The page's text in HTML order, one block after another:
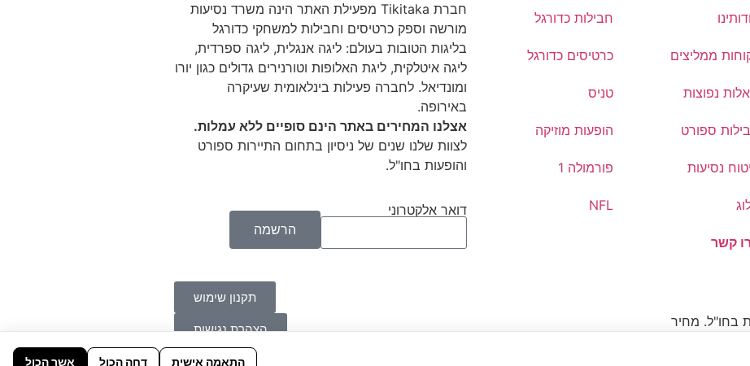
ממליצים
נפוצות
ספורט
נסיעות
קשר
חבילות כדורגל
כרטיסים כדורגל
טניס
הופעות מוזיקה
פורמולה 1
NFL
חברת Tikitaka מפעילת האתר הינה משרד נסיעות
מורשה וספק כרטיסים וחבילות למשחקי כדורגל
בליגות הטובות בעולם: ליגה אנגלית, ליגה ספרדית,
ליגה איטלקית, ליגת האלופות וטורנירים גדולים כגון יורו
ומונדיאל. לחברה פעילות בינלאומית שעיקרה
באירופה.
אצלנו המחירים באתר הינם סופיים ללא עמלות.
לצוות שלנו שנים של ניסיון בתחום התיירות ספורט
והופעות בחו"ל.
דואר אלקטרוני
הרשמה
בחו"ל. מחיר
תקנון שימוש
הצהרת נגישות
התאמה אישית דחה הכול אשר הכול